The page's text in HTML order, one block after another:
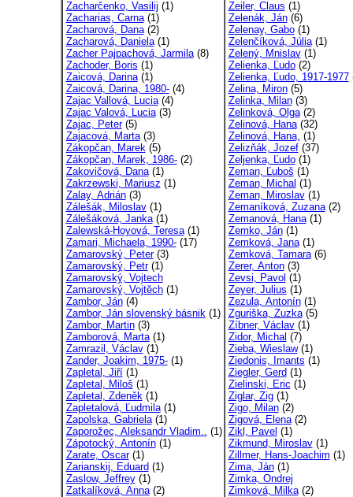
Zacharčenko, Vasilij (1)
Zacharias, Carna(1)
Zacharová, Dana(2)
Zacharová, Daniela(1)
Zacher Pajpachová, Jarmila(8)
Zachoder, Boris (1)
Zaicová, Darina(1)
Zaicová, Darina, 1980-(4)
Zajac Vallová, Lucia(4)
Zajac Valová, Lucia(3)
Zajac, Peter(5)
Zajacová, Marta(3)
Zákopčan, Marek(5)
Zákopčan, Marek, 1986-(2)
Zakovičová, Dana(1)
Zakrzewski, Mariusz (1)
Zalay, Adrián(3)
Zálešák, Miloslav(1)
Zálešáková, Janka(1)
Zalewská-Hoyová, Teresa(1)
Zamari, Michaela, 1990-(17)
Zamarovský, Peter(3)
Zamarovský, Petr(1)
Zamarovský, Vojtech
Zamarovský, Vojtěch(1)
Zambor, Ján(4)
Zambor, Ján slovenský básnik(1)
Zambor, Martin(3)
Zamborová, Marta(1)
Zamrazil, Václav(1)
Zander, Joakim, 1975-(1)
Zapletal, Jiří(1)
Zapletal, Miloš (1)
Zapletal, Zdeněk(1)
Zapletalová, Ľudmila(1)
Zapolska, Gabriela(1)
Zaporožec, Aleksandr Vladim.. (1)
Zápotocký, Antonín(1)
Zarate, Oscar(1)
Zarianskij, Eduard (1)
Zaslow, Jeffrey(1)
Zatkalíková, Anna(2)
Zeiler, Claus (1)
Zelenák, Ján(6)
Zelenay, Gabo(1)
Zelenčíková, Júlia(1)
Zelený, Mnislav(1)
Zelienka, Ľudo(2)
Zelienka, Ľudo, 1917-1977
Zelina, Miron(5)
Zelinka, Milan(3)
Zelinková, Olga(2)
Zelinová, Hana(32)
Zelinová, Hana, (1)
Zelizňák, Jozef(37)
Zeljenka, Ľudo(1)
Zeman, Ľuboš (1)
Zeman, Michal (1)
Zeman, Miroslav(1)
Zemaníková, Zuzana(2)
Zemanová, Hana(1)
Zemko, Ján(1)
Zemková, Jana(1)
Zemková, Tamara(6)
Zerer, Anton(3)
Zevsi, Pavol (1)
Zeyer, Julius (1)
Zezula, Antonín(1)
Zguriška, Zuzka(5)
Zíbner, Václav(1)
Zidor, Michal (7)
Zieba, Wieslaw(1)
Ziedonis, Imants (1)
Ziegler, Gerd (1)
Zielinski, Eric (1)
Ziglar, Zig(1)
Zigo, Milan(2)
Zigová, Elena(2)
Zikl, Pavel (1)
Zikmund, Miroslav(1)
Zillmer, Hans-Joachim (1)
Zima, Ján(1)
Zimka, Ondrej
Zimková, Milka(2)